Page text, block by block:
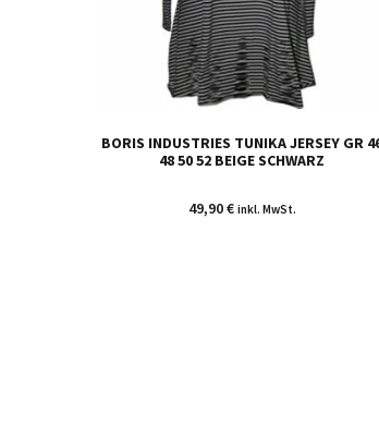
BORIS INDUSTRIES TUNIKA JERSEY GR
48 50 52 BEIGE SCHWARZ
49,90€ inkl. MwSt.